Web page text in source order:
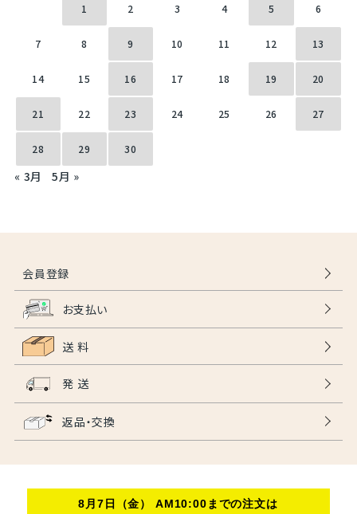
1 2 3 4 5 6
7 8 9 10 11 12 13
14 15 16 17 18 19 20
21 22 23 24 25 26 27
28 29 30
« 3月 5月 »
会員登録
お支払い
送 料
発 送
返品・交換